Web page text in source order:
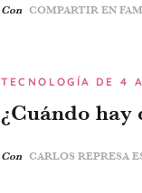
Con COMPARTIR EN
TECNOLOGÍA DE 4
¿Cuándo
Con CARLOS REPRESA